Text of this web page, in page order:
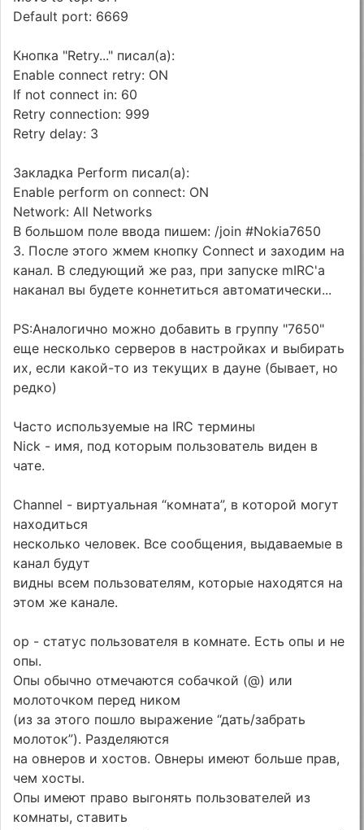
Default port: 6669
Кнопка "Retry..." писал(а):
Enable connect retry: ON
If not connect in: 60
Retry connection: 999
Retry delay: 3
Закладка Perform писал(а):
Enable perform on connect: ON
Network: All Networks
В большом поле ввода пишем: /join #Nokia7650
3. После этого жмем кнопку Connect и заходим на
канал. В следующий же раз, при запуске mIRC'а
наканал вы будете коннетиться автоматически...
PS:Аналогично можно добавить в группу "7650"
еще несколько серверов в настройках и выбирать
их, если какой-то из текущих в дауне (бывает, но
редко)
Часто используемые на IRC термины
Niсk - имя, под которым пользователь виден в
чате.
Channel - виртуальная “комната”, в которой могут
находиться
несколько человек. Все сообщения, выдаваемые в
канал будут
видны всем пользователям, которые находятся на
этом же канале.
op - статус пользователя в комнате. Есть опы и не
опы.
Опы обычно отмечаются собачкой (@) или
молоточком перед ником
(из за этого пошло выражение “дать/забрать
молоток”). Разделяются
на овнеров и хостов. Овнеры имеют больше прав,
чем хосты.
Опы имеют право выгонять пользователей из
комнаты, ставить